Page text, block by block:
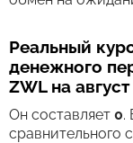
Реальный
денежного
ZWL на
Он составляет 0.
сравнительного